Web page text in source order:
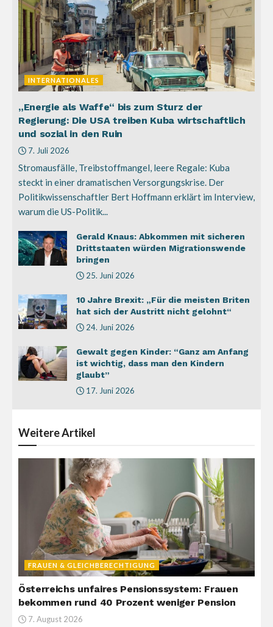
INTERNATIONALES
„Energie als Waffe“ bis zum Sturz der
Regierung: Die USA treiben Kuba wirtschaftlich
und sozial in den Ruin
7. Juli 2026
Stromausfälle, Treibstoffmangel, leere Regale: Kuba
steckt in einer dramatischen Versorgungskrise. Der
Politikwissenschaftler Bert Hoffmann erklärt im Interview,
warum die US-Politik...
Gerald Knaus: Abkommen mit sicheren
Drittstaaten würden Migrationswende
bringen
25. Juni 2026
10 Jahre Brexit: „Für die meisten Briten
hat sich der Austritt nicht gelohnt“
24. Juni 2026
Gewalt gegen Kinder: “Ganz am Anfang
ist wichtig, dass man den Kindern
glaubt”
17. Juni 2026
WeitereArtikel
FRAUEN & GLEICHBERECHTIGUNG
Österreichs unfaires Pensionssystem: Frauen
bekommen rund 40 Prozent weniger Pension
7. August 2026